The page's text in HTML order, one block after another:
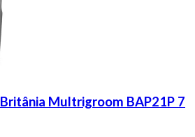
Multrigroom BAP21P 7